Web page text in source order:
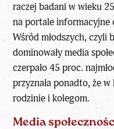
raczej badani w wieku
na portale informacyjne
Wśród młodszych,
dominowały media
czerpało 45 proc.
przyznała ponadto, że
rodzinie i kolegom.
Media